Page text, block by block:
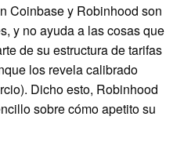
Coinbase y Robinhood son
y no ayuda a las cosas que
de su estructura de tarifas
los revela calibrado
Dicho esto, Robinhood
sobre cómo apetito su